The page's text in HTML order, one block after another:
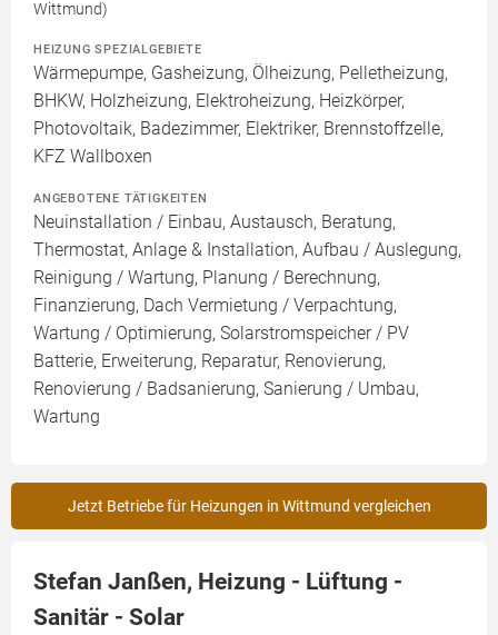
Wittmund)
HEIZUNG SPEZIALGEBIETE
Wärmepumpe, Gasheizung, Ölheizung, Pelletheizung,
BHKW, Holzheizung, Elektroheizung, Heizkörper,
Photovoltaik, Badezimmer, Elektriker, Brennstoffzelle,
KFZ Wallboxen
ANGEBOTENE TÄTIGKEITEN
Neuinstallation / Einbau, Austausch, Beratung,
Thermostat, Anlage & Installation, Aufbau / Auslegung,
Reinigung / Wartung, Planung / Berechnung,
Finanzierung, Dach Vermietung / Verpachtung,
Wartung / Optimierung, Solarstromspeicher / PV
Batterie, Erweiterung, Reparatur, Renovierung,
Renovierung / Badsanierung, Sanierung / Umbau,
Wartung
Jetzt Betriebe für Heizungen in Wittmund vergleichen
Stefan Janßen, Heizung - Lüftung -
Sanitär - Solar